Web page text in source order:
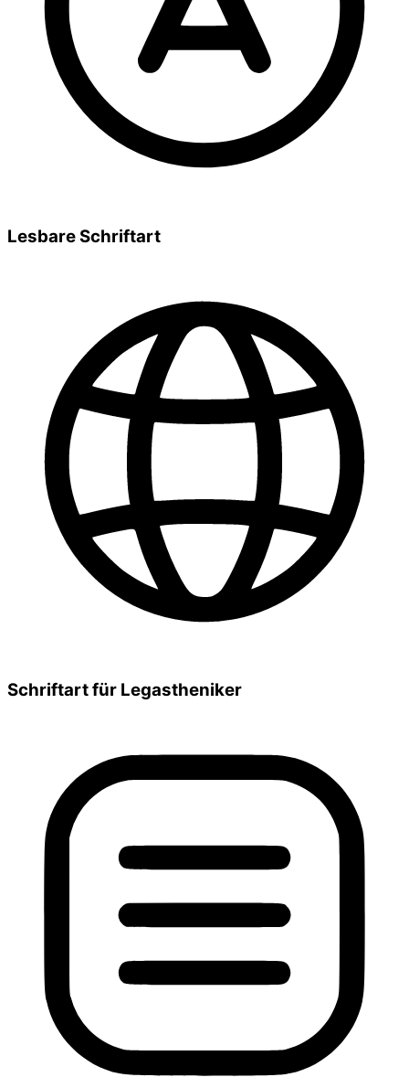
Lesbare Schriftart
Schriftart für Legastheniker